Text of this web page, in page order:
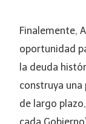
Finalemente,
oportunidad
la deuda
construya
de largo